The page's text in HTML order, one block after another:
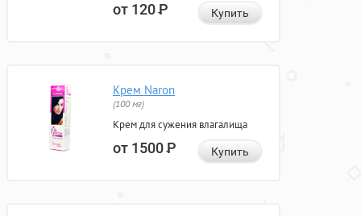
от 120Р Купить
Крем Naron
(100 мг)
Крем для сужения влагалища
от 1500Р Купить